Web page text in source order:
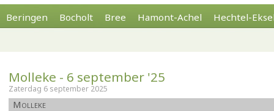
Beringen Bocholt Bree Hamont-Achel Hechtel-
Molleke - 6 september '25
Zaterdag 6 september 2025
Molleke